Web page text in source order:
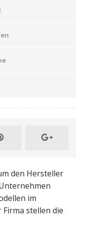
den Hersteller
im
stellen die